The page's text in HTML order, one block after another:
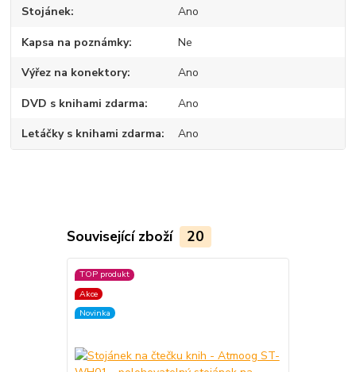
Stojánek Ano
Kapsa na poznámky Ne
Výřez na konektory Ano
DVD s knihami zdarma Ano
Letáčky s knihami zdarma Ano
Související zboží 20
TOP produkt
Akce
Novinka